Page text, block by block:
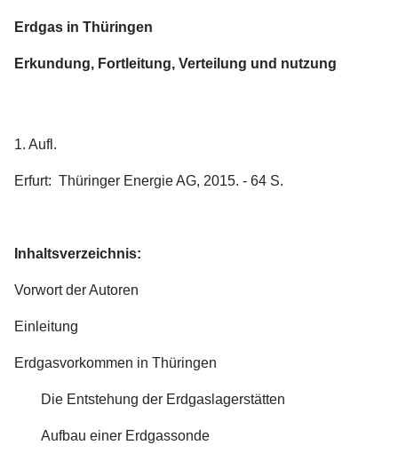
Erdgas in Thüringen
Erkundung, Fortleitung, Verteilung und nutzung
1. Aufl.
Erfurt: Thüringer Energie AG, 2015. - 64 S.
Inhaltsverzeichnis:
Vorwort der Autoren
Einleitung
Erdgasvorkommen in Thüringen
Die Entstehung der Erdgaslagerstätten
Aufbau einer Erdgassonde